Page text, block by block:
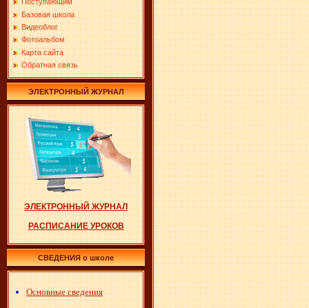
Базовая школа
Видеоблог
Фотоальбом
Карта сайта
Обратная связь
ЭЛЕКТРОННЫЙ ЖУРНАЛ
ЭЛЕКТРОННЫЙ ЖУРНАЛ
РАСПИСАНИЕ УРОКОВ
СВЕДЕНИЯ о школе
Основные сведения